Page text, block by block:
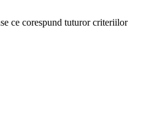
ce corespund tuturor criteriilor